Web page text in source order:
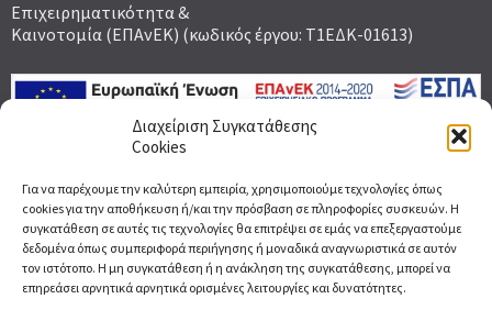
Διαχείριση Συγκατάθεσης
Cookies
Για να παρέχουμε την καλύτερη εμπειρία, χρησιμοποιούμε τεχνολογίες όπως
cookies για την αποθήκευση ή/και την πρόσβαση σε πληροφορίες συσκευών. Η
συγκατάθεση σε αυτές τις τεχνολογίες θα επιτρέψει σε εμάς να επεξεργαστούμε
δεδομένα όπως συμπεριφορά περιήγησης ή μοναδικά αναγνωριστικά σε αυτόν
τον ιστότοπο. Η μη συγκατάθεση ή η ανάκληση της συγκατάθεσης, μπορεί να
επηρεάσει αρνητικά αρνητικά ορισμένες λειτουργίες και δυνατότητες.
Επιχειρηματικότητα &
Καινοτομία (ΕΠΑνΕΚ) (κωδικός έργου: Τ1ΕΔΚ-01613)
Γραφτείτε στο Newsletter για να μαθαίνετε
πρώτοι τα νέα μας
Email